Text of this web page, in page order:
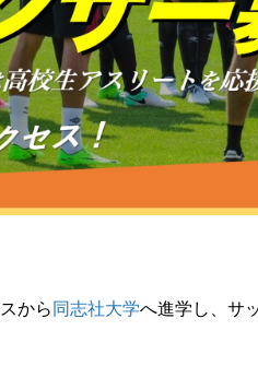
から 同志社大学へ進学し、サ